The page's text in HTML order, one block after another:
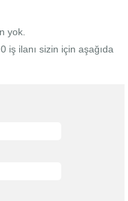
yok.
iş ilanı sizin için aşağıda